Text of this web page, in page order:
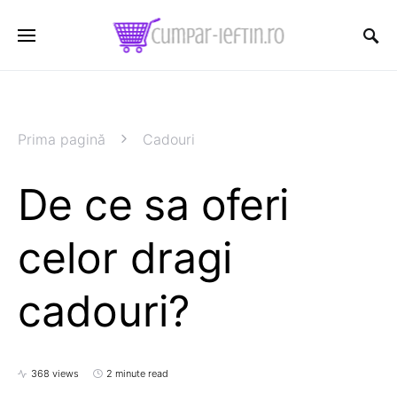
Prima pagină Cadouri
De ce sa oferi
celor dragi
cadouri?
368 views 2 minute read